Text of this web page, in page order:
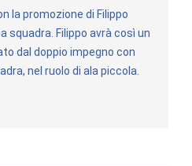
la promozione di Filippo
squadra. Filippo avrà così un
dal doppio impegno con
nel ruolo di ala piccola.